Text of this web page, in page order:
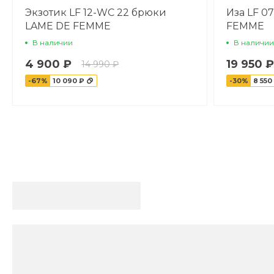
Экзотик LF 12-WC 22 брюки
LAME DE FEMME
В наличии
4 900 ₽ 14 990 ₽
-67% 10 090 ₽
Иза LF
FEMME
В наличии
19 950 ₽
-30% 8